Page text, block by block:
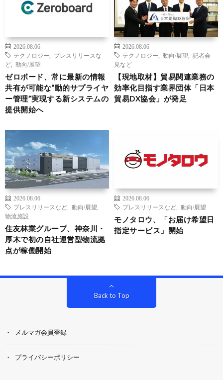
2026.08.06
テクノロジー
プレスリリースな
ど
動向/展望
ゼロボード、常に最新の情報
共有が可能な“動的サプライヤ
ー管理”実現する新システムの
提供開始へ
2026.08.06
テクノロジー
動向/展望
記者会
見など
【現地取材】貿易関連業務の
効率化目指す業界団体「日本
貿易DX協会」が発足
2026.08.06
プレスリリースなど
動向/展望
物流施設
住友林業グループ、神奈川・
厚木で初の自社運営型物流拠
点が稼働開始
2026.08.06
プレスリリースなど
動向/展望
モノタロウ、「お届け希望日
指定サービス」開始
Back to Top
メルマガ会員登録
プライバシーポリシー